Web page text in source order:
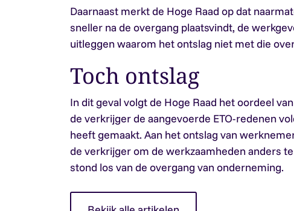
Daarnaast merkt de Hoge Raad op dat
sneller na de overgang plaatsvindt, de
uitleggen waarom het ontslag niet met die
Toch ontslag
In dit geval volgt de Hoge Raad het oordeel
de verkrijger de aangevoerde ETO-redenen
heeft gemaakt. Aan het ontslag van
de verkrijger om de werkzaamheden anders
stond los van de overgang van onderneming.